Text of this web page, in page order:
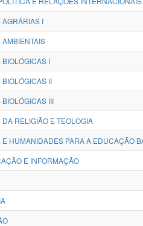
I
I
II
III
RELIGIÃO E TEOLOGIA
E HUMANIDADES PARA A EDUCAÇÃO
E INFORMAÇÃO